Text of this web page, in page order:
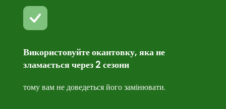
Використовуйте окантовку, яка не
зламається через 2 сезони
тому вам не доведеться його замінювати.